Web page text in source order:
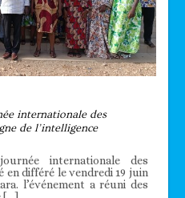
internationale des
de l’intelligence
internationale des
en différé le vendredi 19 juin
l’événement a réuni des